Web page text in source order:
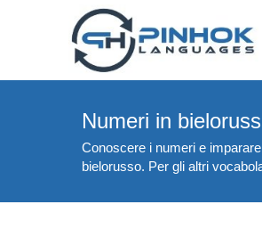
Numeri in
Conoscere i numeri e
bielorusso. Per gli altri